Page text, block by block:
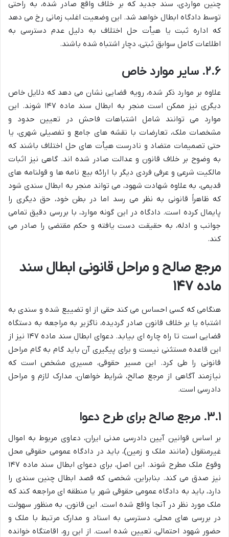
چنین مواردی، سند جدید که بر خلاف واقع صادر شده، به راحتی
توسط دادگاه ابطال خواهد شد. این وضعیت اغلب زمانی رخ می دهد
که اداره ثبت یا هیأت حل اختلاف به دلیل عدم دسترسی به
اطلاعات کامل سوابق ثبتی، دچار اشتباه شده باشند.
۲.۶. سایر موارد خاص
علاوه بر موارد ذکر شده، رویه قضایی نشان می دهد که دلایل خاص
دیگری نیز ممکن است منجر به ابطال سند ماده ۱۴۷ شوند. این
موارد می توانند شامل اشتباهات فاحش در تعیین حدود و
مشخصات ملک، تعارضات با نقشه های جامع و تفصیلی شهری، یا
حتی تصمیمات متضاد و نادرست هیأت های حل اختلاف باشند که
به وضوح بر خلاف قانون و عدالت صادر شده اند. گاهی نیز اثبات
مالکیت شرعی و عرفی فردی دیگر با ارائه بیع نامه ها و قولنامه های
قدیمی، به علاوه شهادت شهود، می تواند منجر به ابطال سندی شود
که ظاهراً قانونی به نظر می رسد اما در بطن خود، حق دیگری را
پایمال کرده است. دادگاه در این گونه موارد، با بررسی دقیق تمامی
جوانب و ادله، به حقیقت دست یافته و حکم مقتضی را صادر می
کند.
مرجع صالح و مراحل قانونی ابطال سند
ماده ۱۴۷
هنگامی که کسی احساس می کند حقی از او تضییع شده و سندی به
اشتباه یا بر خلاف قانون صادر گردیده، ناگزیر به مراجعه به دستگاه
قضایی است تا راه چاره ای بیابد. دعوای ابطال سند ماده ۱۴۷ نیز از
این قاعده مستثنی نیست و برای پیگیری آن باید گام به گام مراحل
قانونی را طی کرد. این مسیر حقوقی، مسیری مشخص است که
نیازمند آگاهی از مرجع صالح، شرایط خواهان، مدارک لازم و مراحل
دادرسی است.
۳.۱. مرجع صالح برای طرح دعوا
بر اساس قوانین آیین دادرسی مدنی ایران، دعاوی مربوط به اموال
غیرمنقول (مانند ملک و زمین)، باید در دادگاه عمومی حقوقی محل
وقوع ملک مطرح شوند. این اصل، برای دعوای ابطال سند ماده ۱۴۷
نیز صدق می کند. بنابراین، شخصی که قصد ابطال چنین سندی را
دارد، باید به دادگاه عمومی حقوقی شهر یا منطقه ای مراجعه کند که
ملک مورد نظر در آنجا واقع شده است. این قانون، به منظور سهولت
در بررسی های محلی، دسترسی به اسناد و مدارک مرتبط با ملک و
حضور شهود احتمالی، تعیین شده است. از این رو، اقامتگاه خوانده